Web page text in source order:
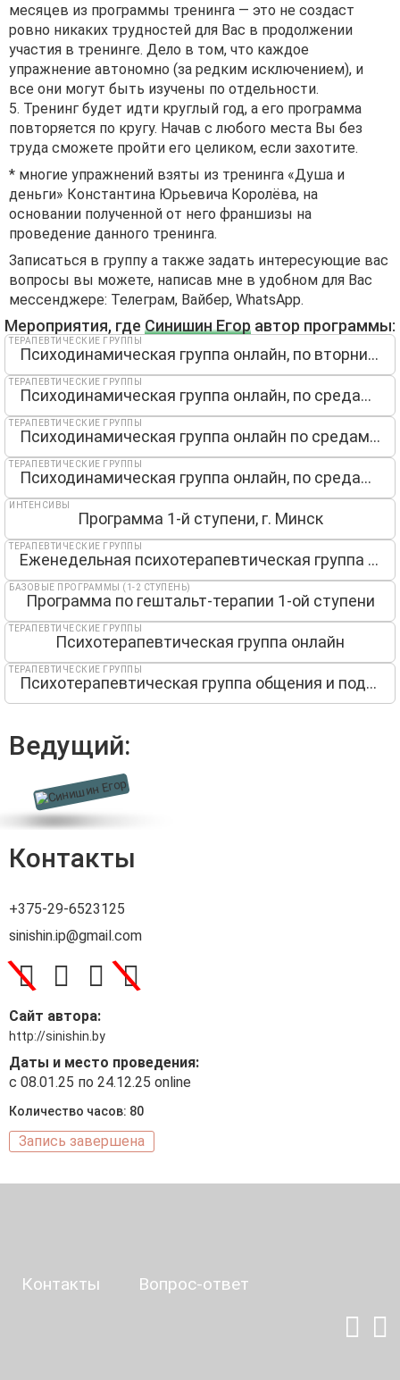
месяцев из программы тренинга — это не создаст
ровно никаких трудностей для Вас в продолжении
участия в тренинге. Дело в том, что каждое
упражнение автономно (за редким исключением), и
все они могут быть изучены по отдельности.
5. Тренинг будет идти круглый год, а его программа
повторяется по кругу. Начав с любого места Вы без
труда сможете пройти его целиком, если захотите.
* многие упражнений взяты из тренинга «Душа и
деньги» Константина Юрьевича Королёва, на
основании полученной от него франшизы на
проведение данного тренинга.
Записаться в группу а также задать интересующие вас
вопросы вы можете, написав мне в удобном для Вас
мессенджере: Телеграм, Вайбер, WhatsApp.
Мероприятия, где Синишин Егор автор программы:
Психодинамическая группа онлайн, по вторникам13мск
ТЕРАПЕВТИЧЕСКИЕ ГРУППЫ
Психодинамическая группа онлайн, по средам 13мск
ТЕРАПЕВТИЧЕСКИЕ ГРУППЫ
Психодинамическая группа онлайн по средам 19мск
ТЕРАПЕВТИЧЕСКИЕ ГРУППЫ
Психодинамическая группа онлайн, по средам 19мск
ТЕРАПЕВТИЧЕСКИЕ ГРУППЫ
Программа 1-й ступени, г. Минск
ИНТЕНСИВЫ
Еженедельная психотерапевтическая группа онлайн
ТЕРАПЕВТИЧЕСКИЕ ГРУППЫ
Программа по гештальт-терапии 1-ой ступени
БАЗОВЫЕ ПРОГРАММЫ (1-2 СТУПЕНЬ)
Психотерапевтическая группа онлайн
ТЕРАПЕВТИЧЕСКИЕ ГРУППЫ
Психотерапевтическая группа общения и поддержки
ТЕРАПЕВТИЧЕСКИЕ ГРУППЫ
Ведущий:
Контакты
+375-29-6523125
sinishin.ip@gmail.com
\ \
Сайт автора:
http://sinishin.by
Даты и место проведения:
с 08.01.25 по 24.12.25 online
Количество часов: 80
Запись завершена
Контакты Вопрос-ответ